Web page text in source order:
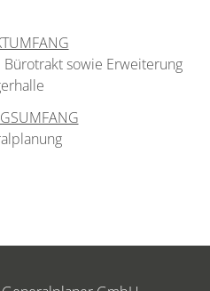
sowie Erweiterung